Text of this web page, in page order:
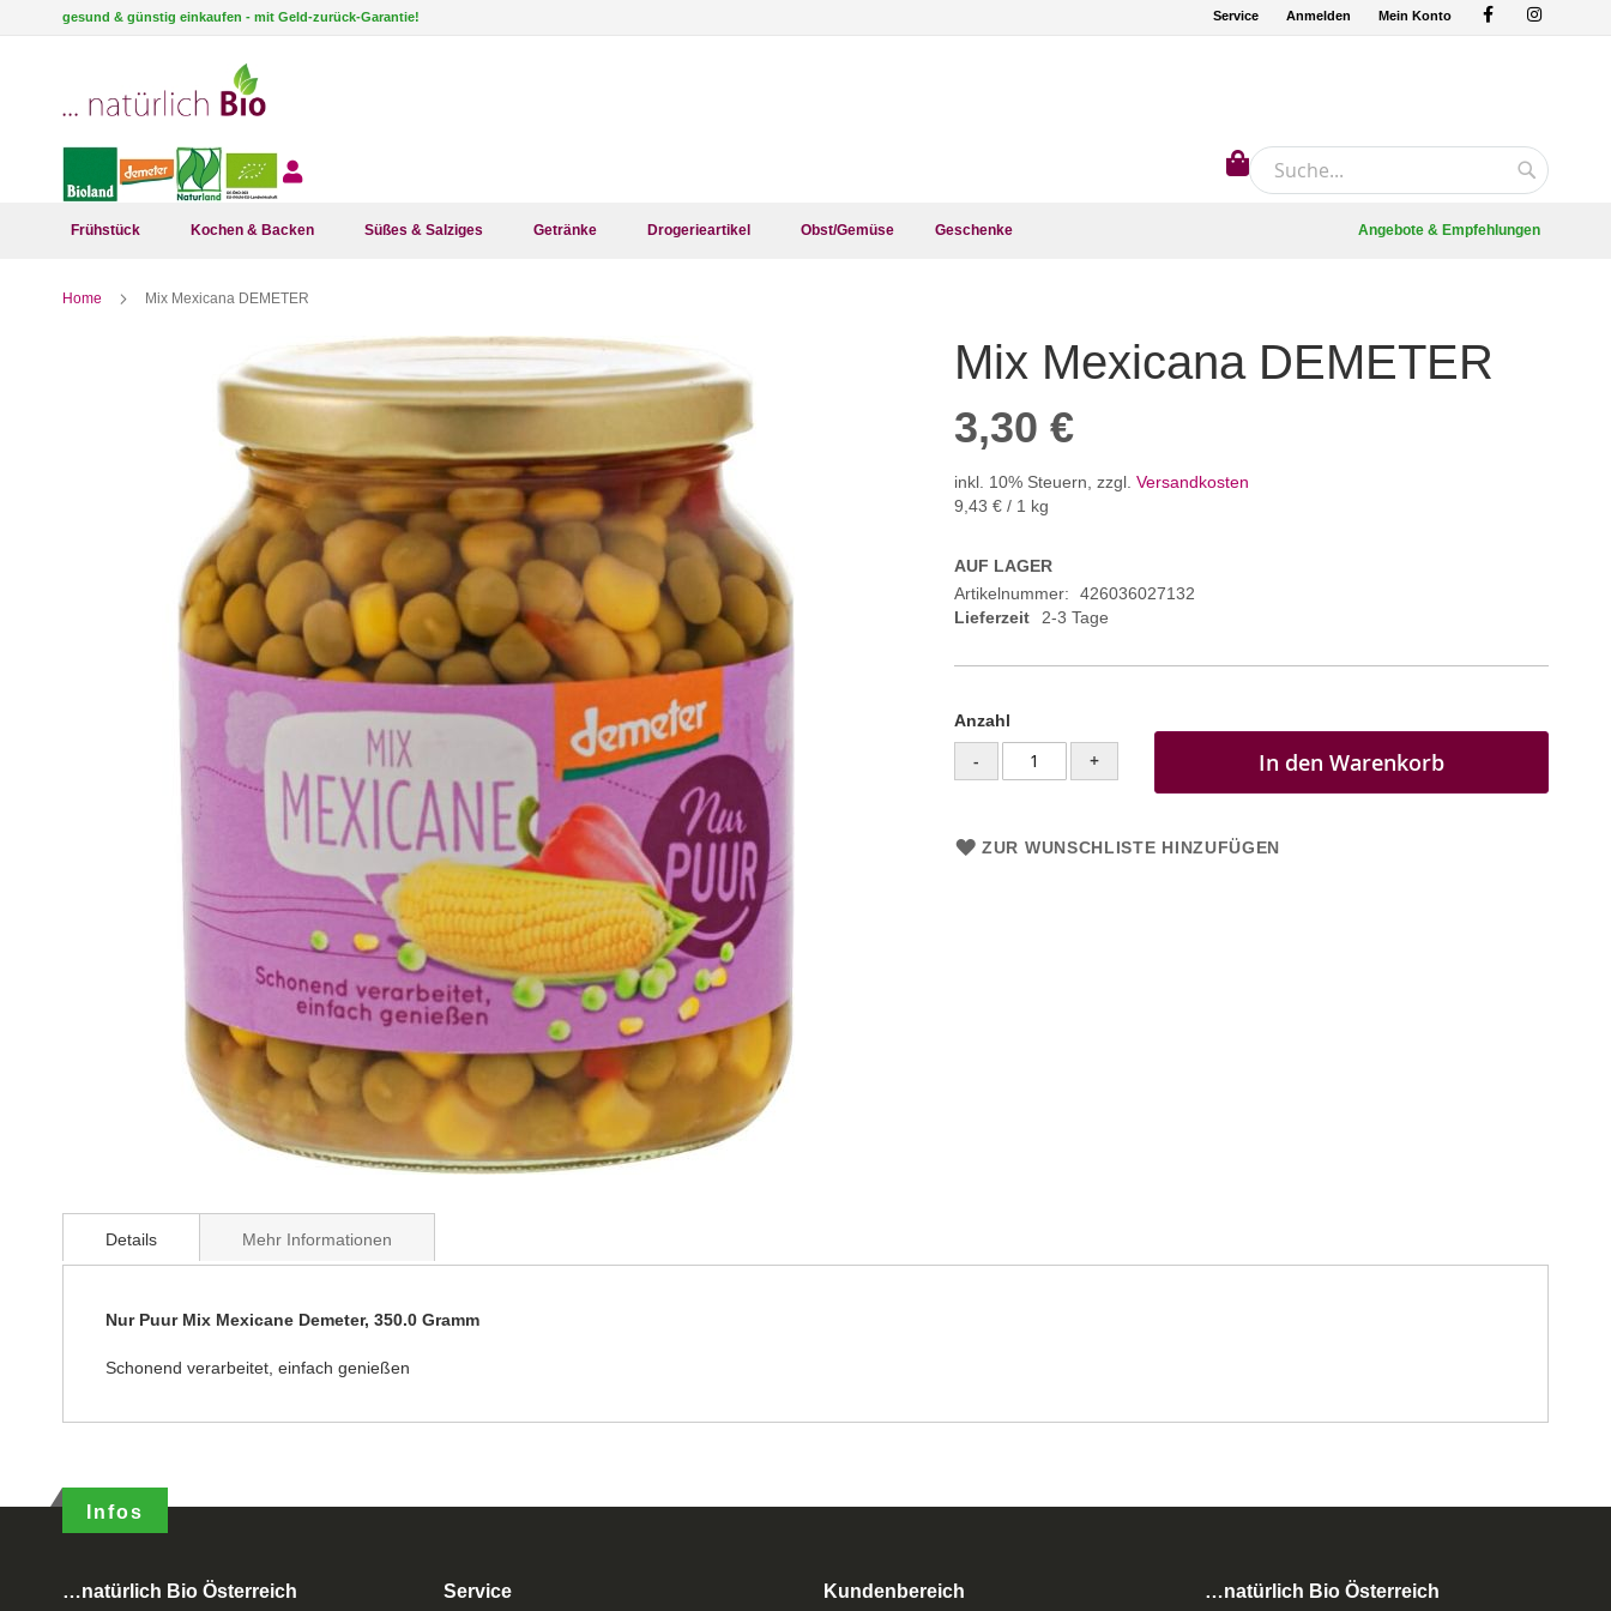
Direkt
gesund & günstig einkaufen - mit Geld-zurück-Garantie! Service Anmelden Mein Konto
Suche
Mein Warenkorb
Frühstück Kochen & Backen Süßes & Salziges Getränke Drogerieartikel Obst/Gemüse Geschenke Angebote & Empfehlungen
Home Mix Mexicana DEMETER
Bildergalerie
springen
Mix Mexicana DEMETER
3,30 €
inkl. 10% Steuern zzgl. Versandkosten
9,43 € / 1 kg
AUF LAGER
Artikelnummer
426036027132
Lieferzeit
2-3 Tage
Anzahl
- + In den Warenkorb
ZUR WUNSCHLISTE HINZUFÜGEN
Details
Nur Puur Mix Mexicane Demeter, 350.0 Gramm
Schonend verarbeitet, einfach genießen
Mehr Informationen
Infos
…natürlich Bio Österreich Service Kundenbereich …natürlich Bio Österreich